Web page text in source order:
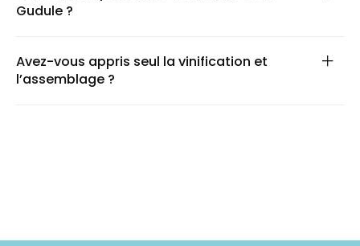
Gudule ?
Avez-vous appris seul la vinification et
l’assemblage ?